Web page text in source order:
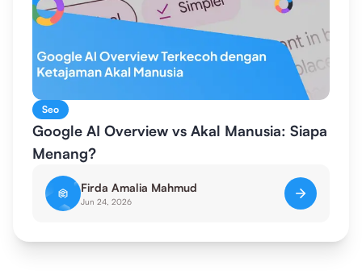
Seo
Google AI Overview vs Akal Manusia: Siapa
Menang?
Firda Amalia Mahmud
Jun 24, 2026